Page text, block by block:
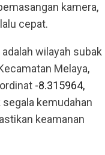
kamera,
cepat.
wilayah subak
Melaya,
-8.315964,
kemudahan
keamanan